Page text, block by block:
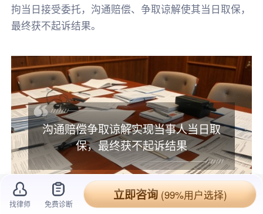
拘当日接受委托，沟通赔偿、争取谅解使其当日取保，
最终获不起诉结果。
沟通赔偿争取谅解实现当事人当日取
保，最终获不起诉结果
找律师 免费诊断
立即咨询(99%用户选择)